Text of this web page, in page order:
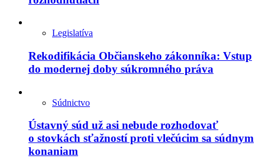
Legislatíva
Rekodifikácia Občianskeho zákonníka: Vstup
do modernej doby súkromného práva
Súdnictvo
Ústavný súd už asi nebude rozhodovať
o stovkách sťažností proti vlečúcim sa súdnym
konaniam